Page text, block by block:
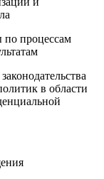
по процессам
в области